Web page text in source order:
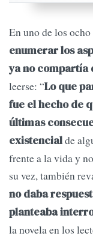
En uno de los
enumerar los
ya no compartía
leerse: “Lo que
fue el hecho de
últimas
existencialde
frente a la vida y
su vez, también
no daba
planteaba
la novela en los